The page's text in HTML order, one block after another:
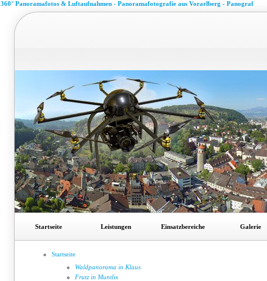
360° Panoramafotos & Luftaufnahmen - Panoramafotografie aus Vorarlberg - Panograf
Startseite Leistungen Einsatzbereiche Galerie
Startseite
Waldpanorama in Klaus
Frutz in Muntlix